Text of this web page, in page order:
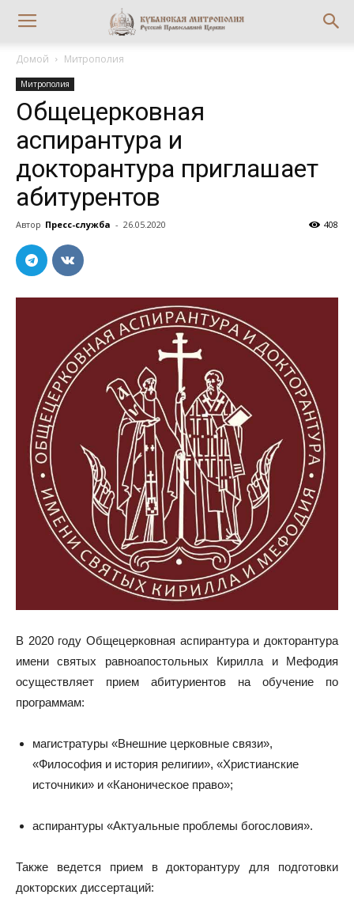
Домой Митрополия
Митрополия
Общецерковная
аспирантура и
докторантура приглашает
абитурентов
Автор Пресс-служба - 26.05.2020 408
В 2020 году Общецерковная аспирантура и докторантура
имени святых равноапостольных Кирилла и Мефодия
осуществляет прием абитуриентов на обучение по
программам:
магистратуры «Внешние церковные связи»,
«Философия и история религии», «Христианские
источники» и «Каноническое право»;
аспирантуры «Актуальные проблемы богословия».
Также ведется прием в докторантуру для подготовки
докторских диссертаций: